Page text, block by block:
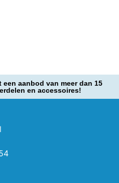
aanbod van meer dan 15
en accessoires!